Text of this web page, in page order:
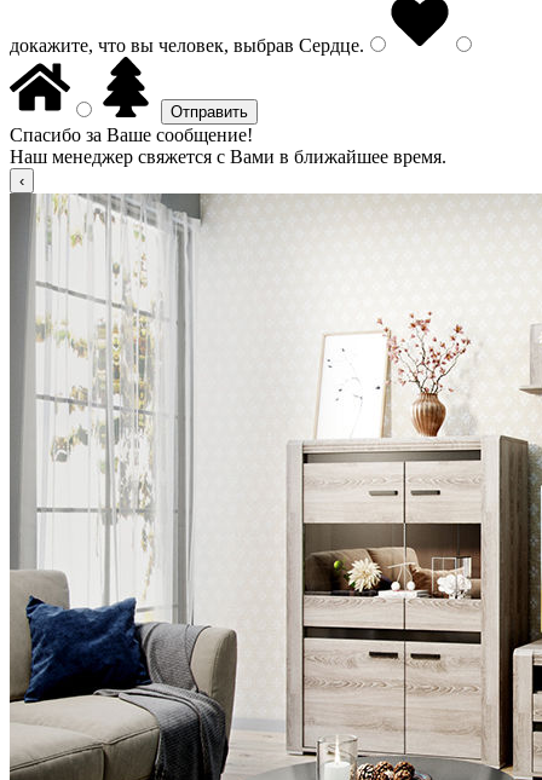
докажите, что вы человек, выбрав Сердце.
Спасибо за Ваше сообщение!
Наш менеджер свяжется с Вами в ближайшее время.